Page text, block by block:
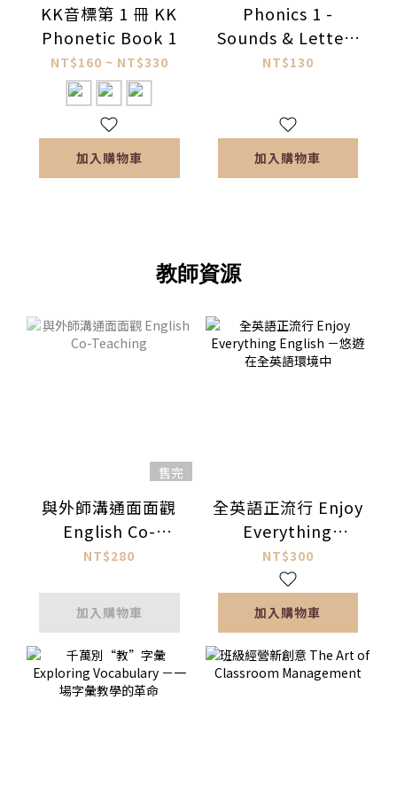
KK音標第 1 冊 KK
Phonetic Book 1
NT$160 ~ NT$330
加入購物車
Phonics 1 -
Sounds & Letters
字母與發音篇
NT$130
加入購物車
教師資源
售完
與外師溝通面面觀
English Co-
Teaching
NT$280
加入購物車
全英語正流行 Enjoy
Everything
English －悠遊在全
英語環境中
NT$300
加入購物車